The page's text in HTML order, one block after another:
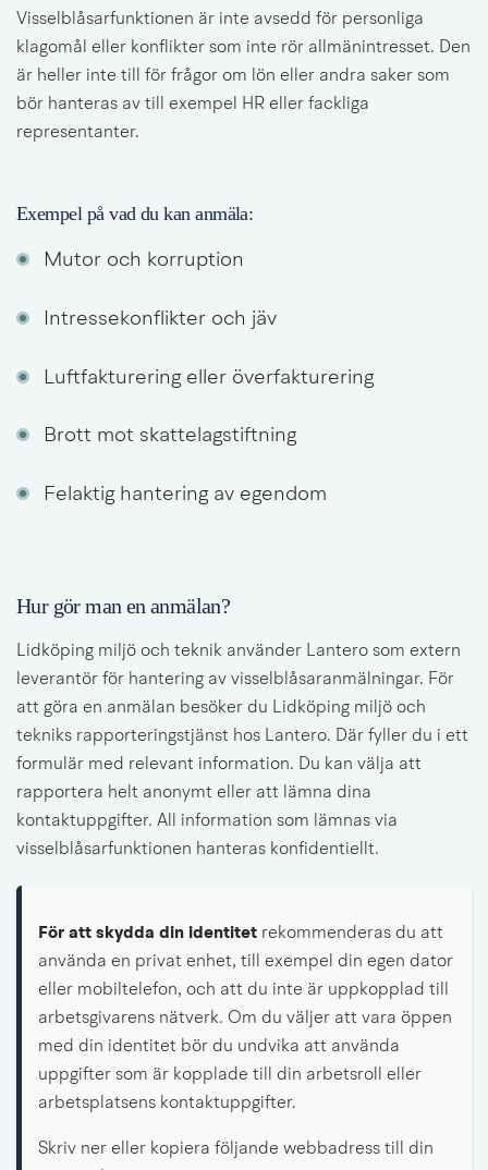
Visselblåsarfunktionen är inte avsedd för personliga
klagomål eller konflikter som inte rör allmänintresset. Den
är heller inte till för frågor om lön eller andra saker som
bör hanteras av till exempel HR eller fackliga
representanter.
Exempel på vad du kan anmäla:
Mutor och korruption
Intressekonflikter och jäv
Luftfakturering eller överfakturering
Brott mot skattelagstiftning
Felaktig hantering av egendom
Hur gör man en anmälan?
Lidköping miljö och teknik använder Lantero som extern
leverantör för hantering av visselblåsaranmälningar. För
att göra en anmälan besöker du Lidköping miljö och
tekniks rapporteringstjänst hos Lantero. Där fyller du i ett
formulär med relevant information. Du kan välja att
rapportera helt anonymt eller att lämna dina
kontaktuppgifter. All information som lämnas via
visselblåsarfunktionen hanteras konfidentiellt.
För att skydda din identitet rekommenderas du att
använda en privat enhet, till exempel din egen dator
eller mobiltelefon, och att du inte är uppkopplad till
arbetsgivarens nätverk. Om du väljer att vara öppen
med din identitet bör du undvika att använda
uppgifter som är kopplade till din arbetsroll eller
arbetsplatsens kontaktuppgifter.
Skriv ner eller kopiera följande webbadress till din